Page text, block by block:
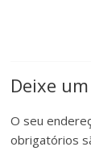
Deixe
O seu
obrigatórios